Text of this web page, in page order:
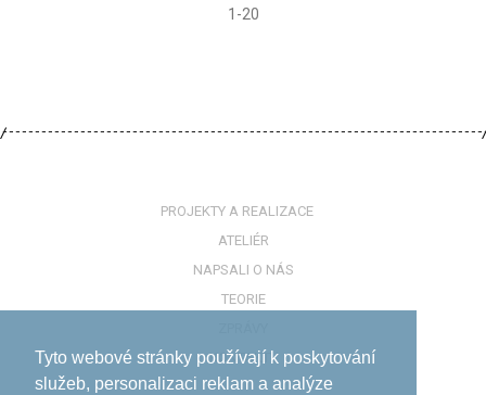
Tyto webové stránky používají k poskytování
služeb, personalizaci reklam a analýze
1-20
PROJEKTY A REALIZACE
ATELIÉR
NAPSALI O NÁS
TEORIE
KONTAKTY